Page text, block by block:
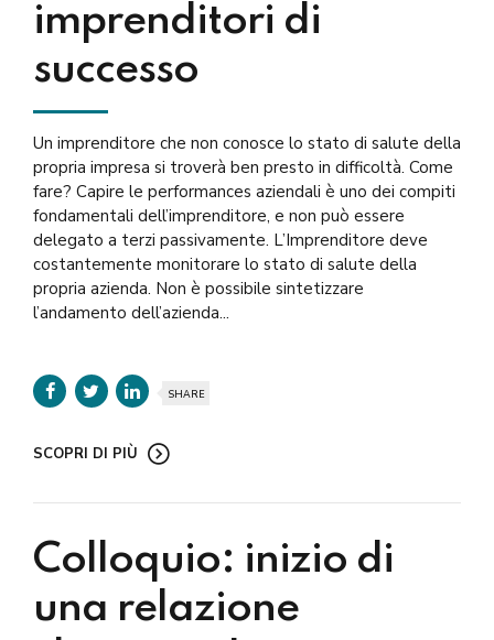
imprenditori di
successo
Un imprenditore che non conosce lo stato di salute della
propria impresa si troverà ben presto in difficoltà. Come
fare? Capire le performances aziendali è uno dei compiti
fondamentali dell’imprenditore, e non può essere
delegato a terzi passivamente. L’Imprenditore deve
costantemente monitorare lo stato di salute della
propria azienda. Non è possibile sintetizzare
l’andamento dell’azienda...
SHARE
SCOPRI DI PIÙ
Colloquio: inizio di
una relazione